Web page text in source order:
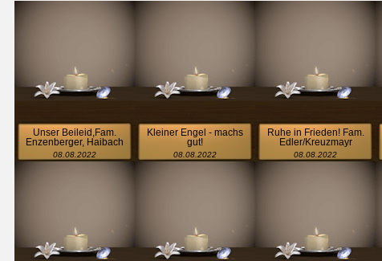
Unser Beileid,Fam.
Enzenberger, Haibach
08.08.2022
Kleiner Engel - machs
gut!
08.08.2022
Ruhe in Frieden! Fam.
Edler/Kreuzmayr
08.08.2022